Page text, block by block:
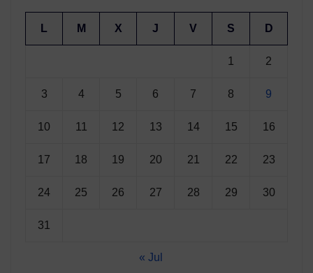
L M X J V S D
1 2
3 4 5 6 7 8 9
10 11 12 13 14 15 16
17 18 19 20 21 22 23
24 25 26 27 28 29 30
31
« Jul